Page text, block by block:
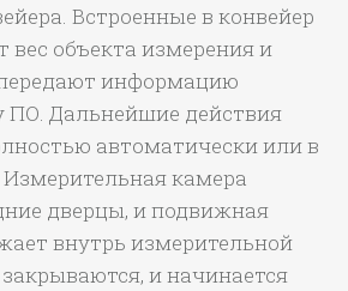
Встроенные в конвейер
вес объекта измерения и
информацию
ПО. Дальнейшие действия
автоматически или в
камера
дверцы, и подвижная
внутрь измерительной
и начинается